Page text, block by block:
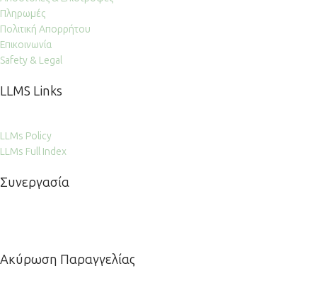
Πληρωμές
Πολιτική Απορρήτου
Επικοινωνία
Safety & Legal
LLMS Links
LLMs Policy
LLMs Full Index
Συνεργασία
Ακύρωση Παραγγελίας